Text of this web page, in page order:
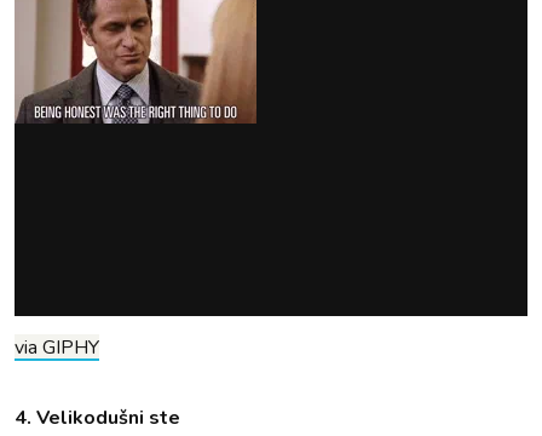
via GIPHY
4. Velikodušni ste